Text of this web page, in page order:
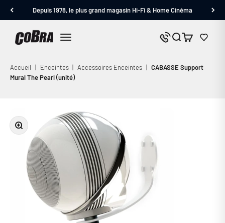
Depuis 1978, le plus grand magasin Hi-Fi & Home Cinéma
Cobra.fr
Nous contacter
Panier
Accueil | Enceintes | Accessoires Enceintes | CABASSE Support
Mural The Pearl (unité)
Zoomer sur l'image